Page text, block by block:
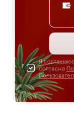
Я
согласно